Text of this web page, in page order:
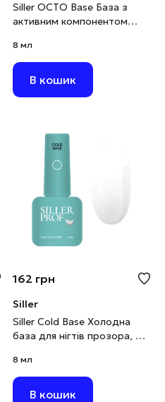
Siller OCTO Base База з
активним компонентом
8 мл
В кошик
162 грн
Siller
Siller Cold Base Холодна
база для нігтів прозора, 8
8 мл
В кошик